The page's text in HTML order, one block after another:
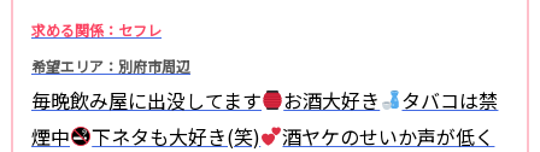
求める関係：セフレ
希望エリア：別府市周辺
毎晩飲み屋に出没してます お酒大好き
タバコは禁
煙中
下ネタも大好き(笑)
酒ヤケのせいか声が低く